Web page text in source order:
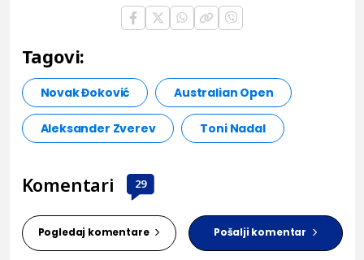
Tagovi:
Novak Đoković Australian Open
Aleksander Zverev Toni Nadal
Komentari 29
Pogledaj komentare Pošalji komentar